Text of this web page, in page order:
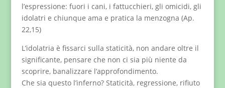
l’espressione: fuori i cani, i fattucchieri, gli omicidi, gli
idolatri e chiunque ama e pratica la menzogna (Ap.
22,15)
L’idolatria è fissarci sulla staticità, non andare oltre il
significante, pensare che non ci sia più niente da
scoprire, banalizzare l’approfondimento.
Che sia questo l’inferno? Staticità, regressione, rifiuto